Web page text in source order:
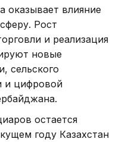
оказывает влияние
Рост
и реализация
новые
сельского
и цифровой
остается
году Казахстан